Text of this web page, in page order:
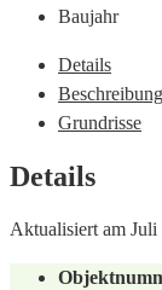
Baujahr
Details
Beschreibung
Grundrisse
Details
Aktualisiert am Juli